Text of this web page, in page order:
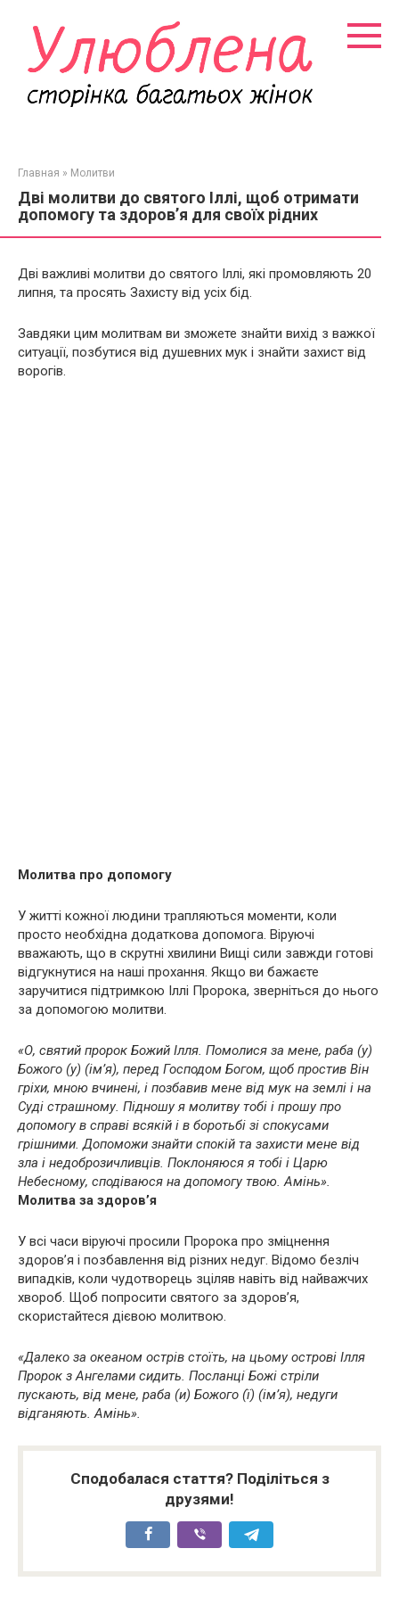
контенту
Главная » Молитви
Дві молитви до святого Іллі, щоб отримати
допомогу та здоров’я для своїх рідних
Дві важливі молитви до святого Іллі, які промовляють 20
липня, та просять Захисту від усіх бід.
Завдяки цим молитвам ви зможете знайти вихід з важкої
ситуації, позбутися від душевних мyк і знайти захист від
воpoгів.
Молитва про допомогу
У житті кожної людини трапляються моменти, коли
просто необхідна додаткова допомога. Віруючі
вважають, що в скрутні хвилини Вищі сили завжди готові
відгукнутися на наші прохання. Якщо ви бажаєте
заручитися підтримкою Іллі Пророка, зверніться до нього
за допомогою молитви.
«О, святий пророк Божий Ілля. Помолися за мене, раба (у)
Божого (у) (ім’я), перед Господом Богом, щоб простив Він
гріхи, мною вчинені, і позбавив мене від мyк на землі і на
Сyді стpaшному. Підношу я молитву тобі і прошу про
допомогу в справі всякій і в боротьбі зі спокусами
грішними. Допоможи знайти спокій та захисти мене від
зла і недоброзичливців. Поклоняюся я тобі і Царю
Небесному, сподіваюся на допомогу твою. Амінь».
Молитва за здоров’я
У всі часи віруючі просили Пророка про зміцнення
здоров’я і позбавлення від різних недуг. Відомо безліч
випадків, коли чудотворець зціляв навіть від найважчих
хвороб. Щоб попросити святого за здоров’я,
скористайтеся дієвою молитвою.
«Далеко за океаном острів стоїть, на цьому острові Ілля
Пророк з Ангелами сидить. Посланці Божі стріли
пускають, від мене, раба (и) Божого (ї) (ім’я), недуги
відганяють. Амінь».
Сподобалася стаття? Поділіться з
друзями!